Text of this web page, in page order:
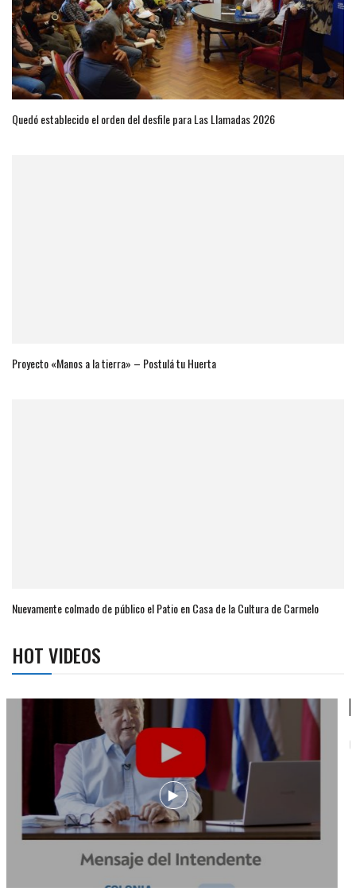
Quedó establecido el orden del desfile para Las Llamadas 2026
Proyecto «Manos a la tierra» – Postulá tu Huerta
Nuevamente colmado de público el Patio en Casa de la Cultura de Carmelo
HOT VIDEOS
Campaña de turismo otoño-invierno